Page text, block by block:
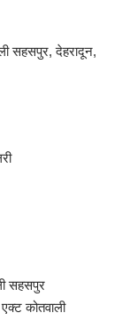
सहसपुर, देहरादून,
सहसपुर
कोतवाली